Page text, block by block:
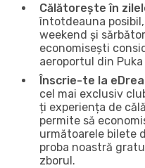
Călătorește în
întotdeauna
weekend și
economisești
aeroportul din Puka
Înscrie-te la
cel mai exclusiv
ți experiența de
permite să
următoarele bilete
proba noastră
zborul.